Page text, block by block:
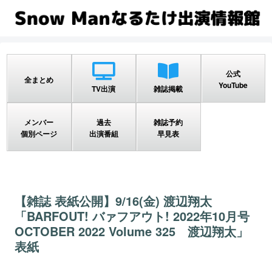
全まとめ
TV出演
雑誌掲載
公式
YouTube
メンバー
個別ページ
過去
出演番組
雑誌予約
早見表
【雑誌 表紙公開】9/16(金) 渡辺翔太
「BARFOUT! バァフアウト! 2022年10月号
OCTOBER 2022 Volume 325 渡辺翔太」
表紙